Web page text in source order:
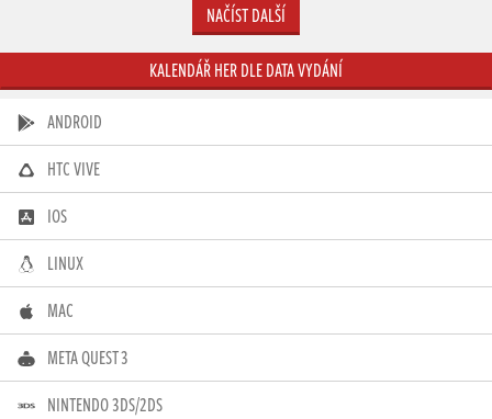
NAČÍST DALŠÍ
KALENDÁŘ HER DLE DATA VYDÁNÍ
ANDROID
HTC VIVE
IOS
LINUX
MAC
META QUEST 3
NINTENDO 3DS/2DS